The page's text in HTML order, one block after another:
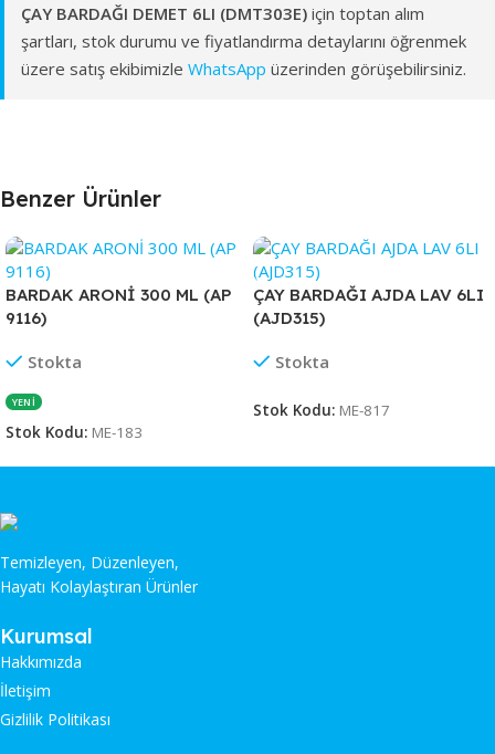
ÇAY BARDAĞI DEMET 6LI (DMT303E) için toptan alım
şartları, stok durumu ve fiyatlandırma detaylarını öğrenmek
üzere satış ekibimizle WhatsApp üzerinden görüşebilirsiniz.
Benzer Ürünler
BARDAK ARONİ 300 ML (AP
9116)
Stokta
YENİ
Stok Kodu: ME-183
ÇAY BARDAĞI AJDA LAV 6LI
(AJD315)
Stokta
Stok Kodu: ME-817
Temizleyen, Düzenleyen,
Hayatı Kolaylaştıran Ürünler
Kurumsal
Hakkımızda
İletişim
Gizlilik Politikası